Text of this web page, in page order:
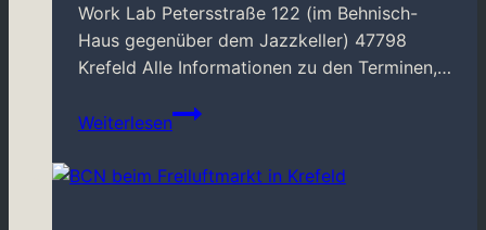
Work Lab Petersstraße 122 (im Behnisch-
Haus gegenüber dem Jazzkeller) 47798
Krefeld Alle Informationen zu den Terminen,…
Weiterlesen
Neue
Location
in
Krefeld